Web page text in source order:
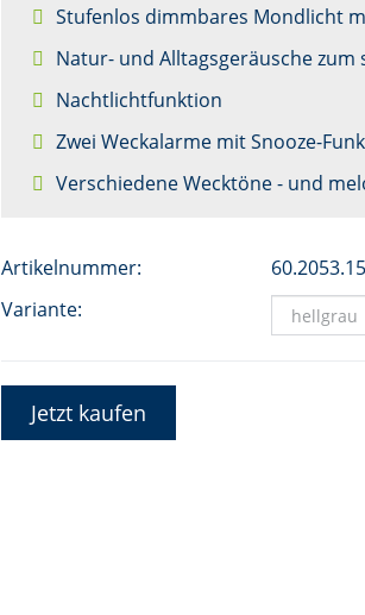
Stufenlos dimmbares Mondlicht
Natur- und Alltagsgeräusche zum
Nachtlichtfunktion
Zwei Weckalarme mit Snooze-
Verschiedene Wecktöne - und
Artikelnummer:
60.2053.15
Variante:
Jetzt kaufen